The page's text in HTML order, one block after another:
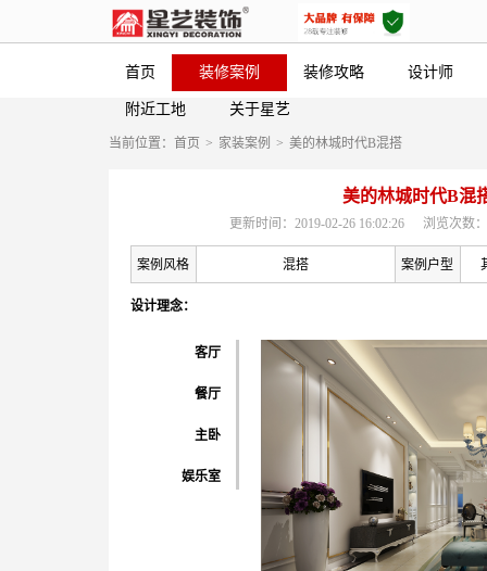
首页 装修案例 装修攻略 设计师
附近工地 关于星艺
当前位置： 首页 > 家装案例 > 美的林城时代B混搭
美的林城时代B混
更新时间：2019-02-26 16:02:26 浏览次数
案例风格 混搭 案例户型
设计理念：
客厅
餐厅
主卧
娱乐室